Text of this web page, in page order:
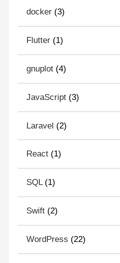
docker(3)
Flutter(1)
gnuplot(4)
JavaScript(3)
Laravel (2)
React(1)
SQL(1)
Swift(2)
WordPress (22)